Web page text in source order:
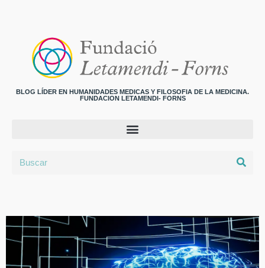
BLOG LÍDER EN HUMANIDADES MEDICAS Y FILOSOFIA DE LA MEDICINA.
FUNDACION LETAMENDI- FORNS